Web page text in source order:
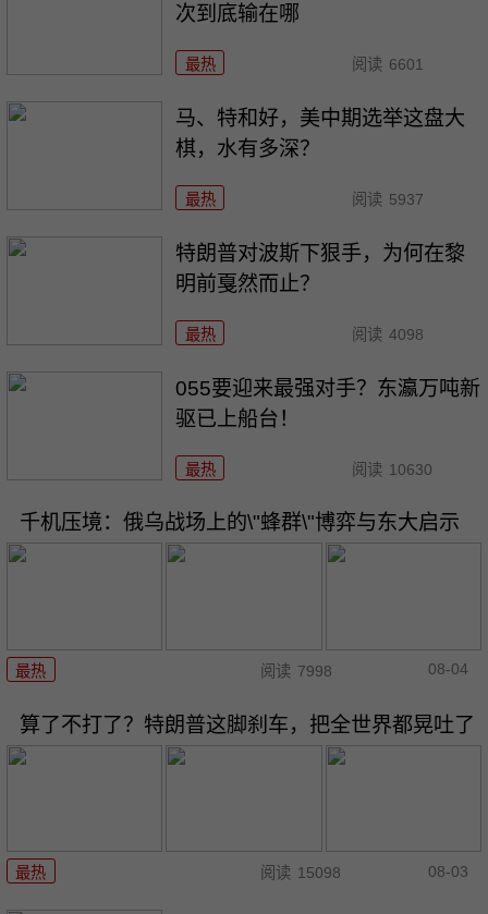
次到底输在哪
最热 阅读 6601
马、特和好，美中期选举这盘大
棋，水有多深？
最热 阅读 5937
特朗普对波斯下狠手，为何在黎
明前戛然而止？
最热 阅读 4098
055要迎来最强对手？东瀛万吨新
驱已上船台！
最热 阅读 10630
千机压境：俄乌战场上的\"蜂群\"博弈与东大启示
最热 阅读 7998 08-04
算了不打了？特朗普这脚刹车，把全世界都晃吐了
最热 阅读 15098 08-03